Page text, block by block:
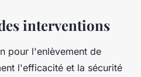
interventions
pour l'enlèvement de
l'efficacité et la sécurité